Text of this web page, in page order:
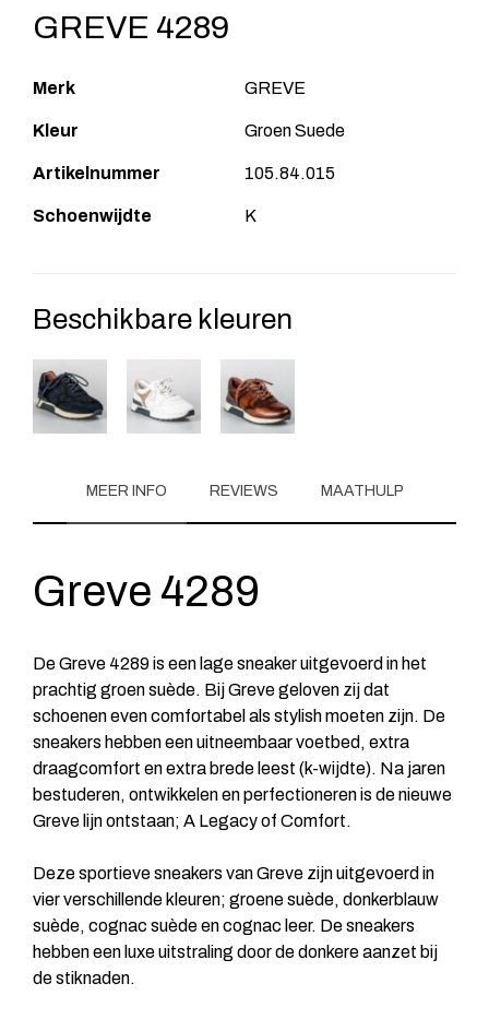
GREVE 4289
Merk GREVE
Kleur Groen Suede
Artikelnummer 105.84.015
Schoenwijdte K
Beschikbare kleuren
MEER INFO REVIEWS MAATHULP
Greve 4289
De Greve 4289 is een lage sneaker uitgevoerd in het
prachtig groen suède. Bij Greve geloven zij dat
schoenen even comfortabel als stylish moeten zijn. De
sneakers hebben een uitneembaar voetbed, extra
draagcomfort en extra brede leest (k-wijdte). Na jaren
bestuderen, ontwikkelen en perfectioneren is de nieuwe
Greve lijn ontstaan; A Legacy of Comfort.
Deze sportieve sneakers van Greve zijn uitgevoerd in
vier verschillende kleuren; groene suède, donkerblauw
suède, cognac suède en cognac leer. De sneakers
hebben een luxe uitstraling door de donkere aanzet bij
de stiknaden.